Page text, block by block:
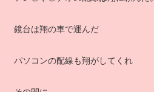
鏡台は翔の車で運んだ
パソコンの配線も翔がしてくれ